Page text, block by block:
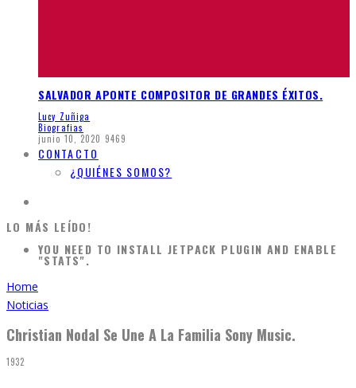
SALVADOR APONTE COMPOSITOR DE GRANDES ÉXITOS.
Lucy Zuñiga
Biografias
junio 10, 2020 9469
CONTACTO
¿QUIÉNES SOMOS?
LO MÁS LEÍDO!
YOU NEED TO INSTALL JETPACK PLUGIN AND ENABLE
"STATS".
Home
Noticias
Christian Nodal Se Une A La Familia Sony Music.
1932